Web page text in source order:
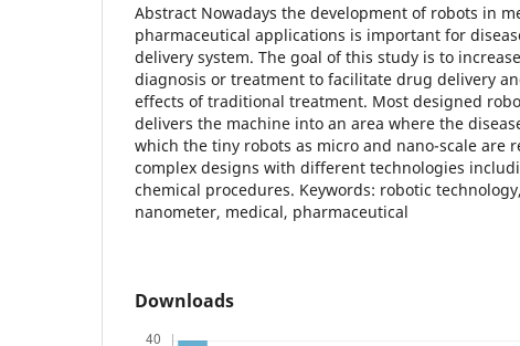
Abstract Nowadays the development of robots in
pharmaceutical applications is important for
delivery system. The goal of this study is to
diagnosis or treatment to facilitate drug delivery
effects of traditional treatment. Most designed
delivers the machine into an area where the
which the tiny robots as micro and nano-scale are
complex designs with different technologies
chemical procedures. Keywords: robotic
nanometer, medical, pharmaceutical
Downloads